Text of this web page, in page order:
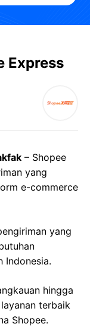
Express
– Shopee
yang
e-commerce
yang
Indonesia.
hingga
terbaik
Shopee.